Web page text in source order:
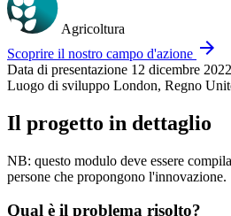
Agricoltura
Scoprire il nostro campo d'azione arrow_forward
Data di presentazione 12 dicembre 2022
Luogo di sviluppo London, Regno
Il progetto in dettaglio
NB: questo modulo deve essere
persone che propongono l'innovazione.
Qual è il problema risolto?